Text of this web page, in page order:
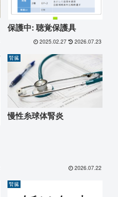
保護中: 聴覚保護具
2025.02.27 2026.07.23
腎臓
慢性糸球体腎炎
2026.07.22
腎臓